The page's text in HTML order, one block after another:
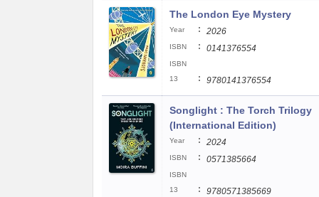
The London Eye Mystery
Year : 2026
ISBN : 0141376554
ISBN
13
: 9780141376554
Songlight : The Torch Trilogy
(International Edition)
Year : 2024
ISBN : 0571385664
ISBN
13
: 9780571385669